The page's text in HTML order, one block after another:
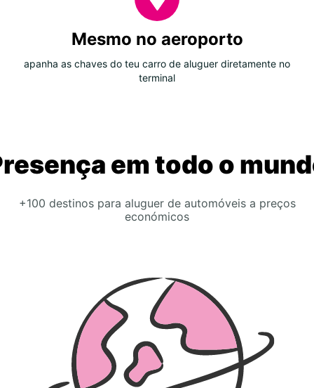
Mesmo no aeroporto
apanha as chaves do teu carro de aluguer diretamente no
terminal
em todo o
+100 destinos para aluguer de automóveis a preços
económicos